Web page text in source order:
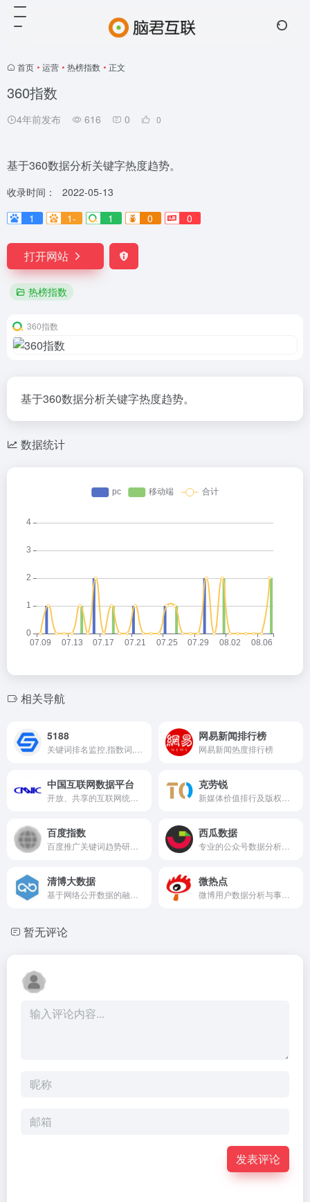
首页 • 运营 • 热榜指数 • 正文
360指数
4年前发布 616 0 0
基于360数据分析关键字热度趋势。
收录时间：
2022-05-13
1
1- 1 0 0
打开网站
热榜指数
360指数
基于360数据分析关键字热度趋势。
数据统计
相关导航
5188 网易新闻排行榜
网易新闻热度排行榜
中国互联网数据平台 克劳锐
百度指数 西瓜数据
清博大数据 微热点
暂无评论
发表评论